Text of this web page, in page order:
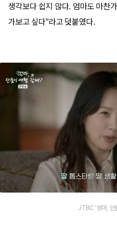
생각보다 쉽지 않다. 엄마도 마찬
가보고 싶다"라고 덧붙였다.
JTBC '엄마, 단